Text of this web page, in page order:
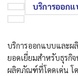
บริการออก
บริการออกแบบและผ
ยอดเยี่ยมสำหรับธุรกิ
ผลิตภัณฑ์ที่โดดเด่น โ